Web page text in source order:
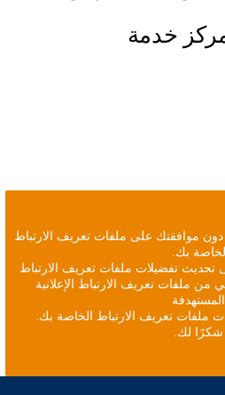
خدمة
موافقتك على ملفات تعريف الارتباط
بك.
تحديث تفضيلات ملفات تعريف الارتباط
من ملفات تعريف الارتباط الإعلانية
المستهدفة
ملفات تعريف الارتباط الخاصة بك.
شكرًا لك.